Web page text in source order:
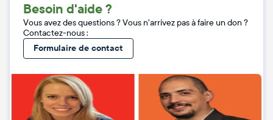
Besoin d'aide ?
Vous avez des questions ? Vous n'arrivez pas à faire un don ?
Contactez-nous :
Formulaire de contact